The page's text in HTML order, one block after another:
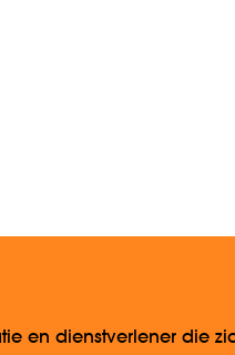
en dienstverlener die